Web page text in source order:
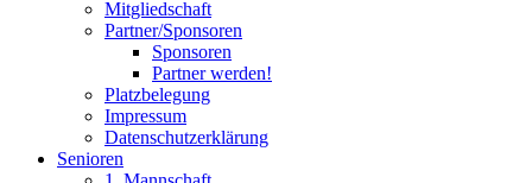
Mitgliedschaft
Partner/Sponsoren
Sponsoren
Partner werden!
Platzbelegung
Impressum
Datenschutzerklärung
Senioren